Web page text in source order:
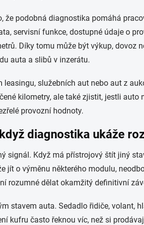
že podobná diagnostika pomáhá
servisní funkce, dostupné údaje o
Díky tomu může být výkup, dovoz
auta a slibů v inzerátu.
služebních aut nebo aut z
kilometry, ale také zjistit, jestli auto
provozní hodnoty.
diagnostika ukáže
signál. Když má přístrojový štít jiný
jít o výměnu některého modulu,
rozumné dělat okamžitý definitivní
stavem auta. Sedadlo řidiče, volant,
kufru často řeknou víc, než si